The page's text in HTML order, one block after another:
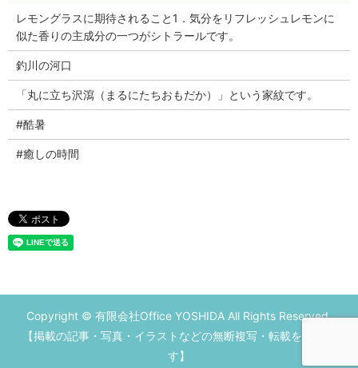
レモングラスに期待されること1．気分をリフレッシュレモンに
似た香りの主成分の一つがシトラールです。
釣川の河口
「丸に立ち沢瀉（まるにたちおもだか）」という家紋です。
#酷暑
#癒しの時間
Copyright © 有限会社Office YOSHIDA All Rights Reserved.
【掲載の記事・写真・イラストなどの無断複写・転載を禁じま
す】